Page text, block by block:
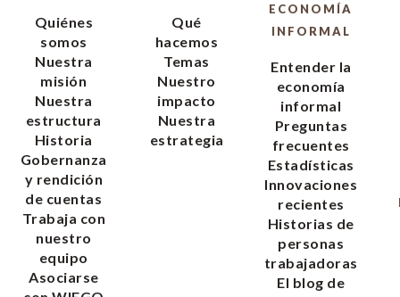
Quiénes
somos
Nuestra
misión
Nuestra
estructura
Historia
Gobernanza
y rendición
de cuentas
Trabaja con
nuestro
equipo
Asociarse
Qué
hacemos
Temas
Nuestro
impacto
Nuestra
estrategia
ECONOMÍA
INFORMAL
Entender la
economía
informal
Preguntas
frecuentes
Estadísticas
Innovaciones
recientes
Historias de
personas
trabajadoras
El blog de